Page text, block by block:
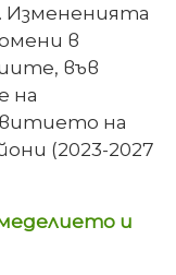
Измененията
в
във
на
на
(2023-2027
и